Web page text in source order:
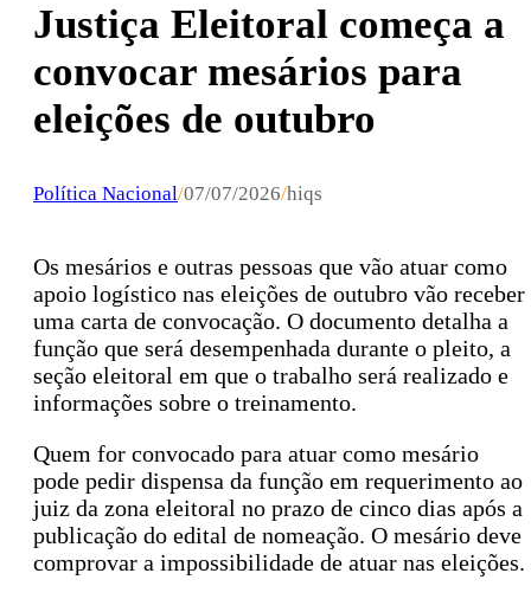
Justiça Eleitoral começa a
convocar mesários para
eleições de outubro
Política Nacional/07/07/2026/hiqs
Os mesários e outras pessoas que vão atuar como
apoio logístico nas eleições de outubro vão receber
uma carta de convocação. O documento detalha a
função que será desempenhada durante o pleito, a
seção eleitoral em que o trabalho será realizado e
informações sobre o treinamento.
Quem for convocado para atuar como mesário
pode pedir dispensa da função em requerimento ao
juiz da zona eleitoral no prazo de cinco dias após a
publicação do edital de nomeação. O mesário deve
comprovar a impossibilidade de atuar nas eleições.